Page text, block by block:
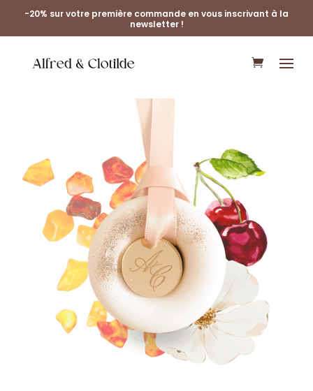
-20% sur votre première commande en vous inscrivant à la
newsletter !